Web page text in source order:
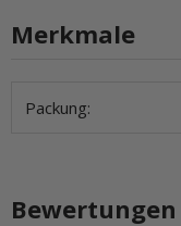
Merkmale
Produkteigenschaft
Wert
Packung:
Bewertungen